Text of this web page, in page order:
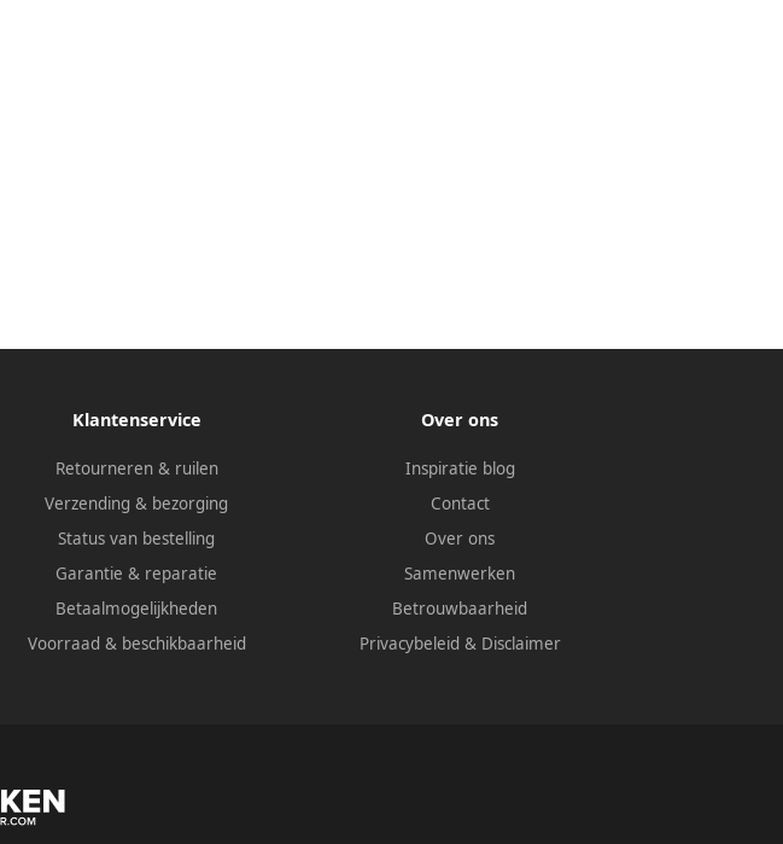
Klantenservice
Retourneren & ruilen
Verzending & bezorging
Status van bestelling
Garantie & reparatie
Betaalmogelijkheden
Voorraad & beschikbaarheid
Over ons
Inspiratie blog
Contact
Over ons
Samenwerken
Betrouwbaarheid
Privacybeleid & Disclaimer